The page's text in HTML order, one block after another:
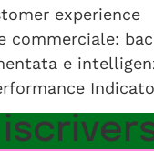
experience
commerciale:
e